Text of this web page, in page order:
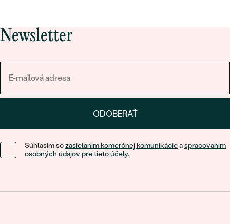
Newsletter
ODOBERAŤ
Súhlasím sozasielaním komerčnej komunikácieaspracovaním
osobných údajov pre tieto účely.